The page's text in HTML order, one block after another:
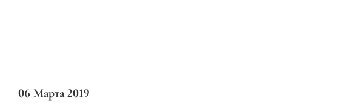
06 Марта 2019